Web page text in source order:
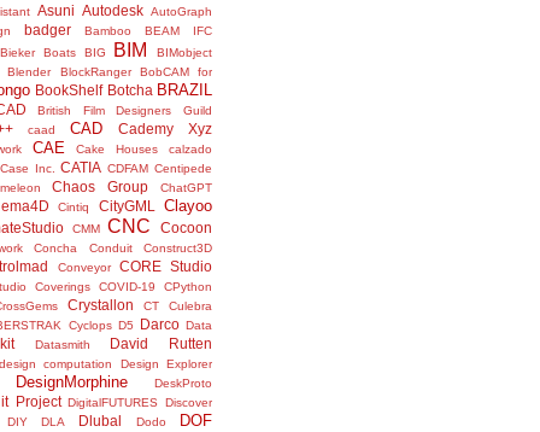
Asuni Autodesk AutoGraph
badger Bamboo
BEAM IFC
Bieker Boats
BIG BIM
BIMobject
Blender
BlockRanger BobCAM for
BookShelf Botcha BRAZIL
British Film Designers Guild
caad CAD Cademy Xyz
CAE Cake Houses
calzado
Case Inc.
CATIA CDFAM Centipede
Chaos Group ChatGPT
Cintiq CityGML Clayoo
CMM CNC Cocoon
Concha Conduit Construct3D
Conveyor CORE Studio
Coverings COVID-19
CPython
Crystallon CT
Culebra
Cyclops D5 Darco Data
Datasmith David Rutten
computation Design Explorer
DesignMorphine DeskProto
Project DigitalFUTURES
Discover
DIY
DLA Dlubal Dodo DOF